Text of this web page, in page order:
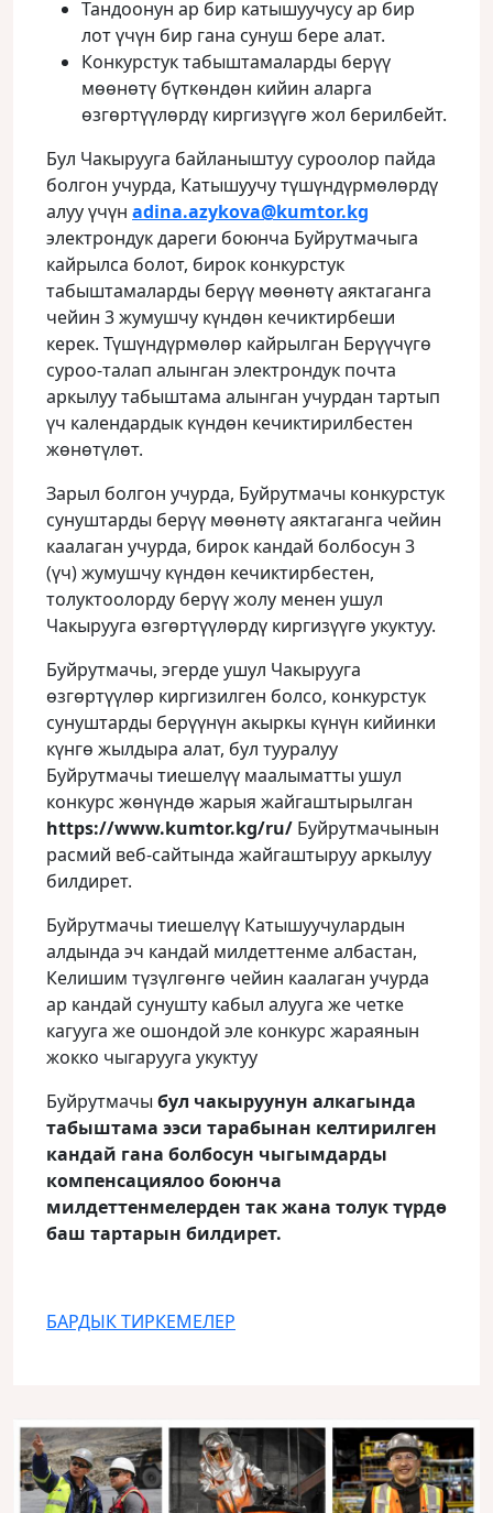
Тандоонун ар бир катышуучусу ар бир
лот үчүн бир гана сунуш бере алат.
Конкурстук табыштамаларды берүү
мөөнөтү бүткөндөн кийин аларга
өзгөртүүлөрдү киргизүүгө жол берилбейт.
Бул Чакырууга байланыштуу суроолор пайда
болгон учурда, Катышуучу түшүндүрмөлөрдү
алуу үчүн adina.azykova@kumtor.kg
электрондук дареги боюнча Буйрутмачыга
кайрылса болот, бирок конкурстук
табыштамаларды берүү мөөнөтү аяктаганга
чейин 3 жумушчу күндөн кечиктирбеши
керек. Түшүндүрмөлөр кайрылган Берүүчүгө
суроо-талап алынган электрондук почта
аркылуу табыштама алынган учурдан тартып
үч календардык күндөн кечиктирилбестен
жөнөтүлөт.
Зарыл болгон учурда, Буйрутмачы конкурстук
сунуштарды берүү мөөнөтү аяктаганга чейин
каалаган учурда, бирок кандай болбосун 3
(үч) жумушчу күндөн кечиктирбестен,
толуктоолорду берүү жолу менен ушул
Чакырууга өзгөртүүлөрдү киргизүүгө укуктуу.
Буйрутмачы, эгерде ушул Чакырууга
өзгөртүүлөр киргизилген болсо, конкурстук
сунуштарды берүүнүн акыркы күнүн кийинки
күнгө жылдыра алат, бул тууралуу
Буйрутмачы тиешелүү маалыматты ушул
конкурс жөнүндө жарыя жайгаштырылган
https://www.kumtor.kg/ru/ Буйрутмачынын
расмий веб-сайтында жайгаштыруу аркылуу
билдирет.
Буйрутмачы тиешелүү Катышуучулардын
алдында эч кандай милдеттенме албастан,
Келишим түзүлгөнгө чейин каалаган учурда
ар кандай сунушту кабыл алууга же четке
кагууга же ошондой эле конкурс жараянын
жокко чыгарууга укуктуу
Буйрутмачы бул чакыруунун алкагында
табыштама ээси тарабынан келтирилген
кандай гана болбосун чыгымдарды
компенсациялоо боюнча
милдеттенмелерден так жана толук түрдө
баш тартарын билдирет.
БАРДЫК ТИРКЕМЕЛЕР